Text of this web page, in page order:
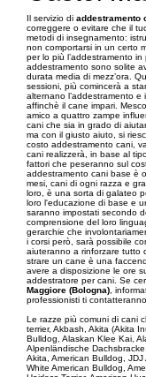
Il servizio di addestramento
correggere o evitare che il
metodi di insegnamento:
non comportarsi in un certo
per lo più l’addestramento
addestramento sono solite
durata media di mezz’ora.
sessioni, più comincerà a
alternano l’addestramento e
affinchè il cane impari.
amico a quattro zampe
cani che sia in grado di
ma con il giusto aiuto, si
costo addestramento cani,
cani realizzerà, in base al
fattori che peseranno sul
addestramento cani base è
mesi, cani di ogni razza e
loro, è una sorta di galateo
loro l'educazione di base e
saranno impostati secondo
comprensione del loro
gerarchie che
i corsi però, sarà possibile
aiuteranno a rinforzare tutto
strare un cane è una
avere a disposizione le ore
addestratore per cani. Se
Maggiore (Bologna) ,
professionisti ti
Le razze più comuni di cani
terrier, Akbash, Akita (Akita
Bulldog, Alaskan Klee Kai,
Alpenländische
Akita, American Bulldog,
White American Bulldog,